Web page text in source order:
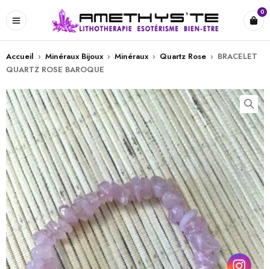
0
Accueil › Minéraux Bijoux › Minéraux › Quartz Rose › BRACELET
QUARTZ ROSE BAROQUE